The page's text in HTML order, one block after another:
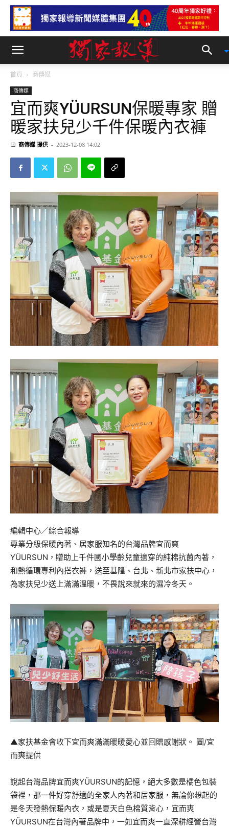
首頁 商傳媒
商傳媒
宜而爽YÜURSUN保暖專家 贈
暖家扶兒少千件保暖內衣褲
由 商傳媒 提供 - 2023-12-08 14:02
編輯中心／綜合報導
專業分級保暖內著、居家服知名的台灣品牌宜而爽
YÜURSUN，贈助上千件國小學齡兒童適穿的純棉抗菌內著，
和熱循環專利內搭衣褲，送至基隆、台北、新北市家扶中心，
為家扶兒少送上滿滿溫暖，不畏說來就來的濕冷冬天。
▲家扶基金會收下宜而爽滿滿暖暖愛心並回贈感謝狀。 圖/宜
而爽提供
說起台灣品牌宜而爽YÜURSUN的記憶，絕大多數是橘色包裝
袋裡，那一件好穿舒適的全家人內著和居家服，無論你想起的
是冬天發熱保暖內衣，或是夏天白色棉質背心，宜而爽
YÜURSUN在台灣內著品牌中，一如宜而爽一直深耕經營台灣